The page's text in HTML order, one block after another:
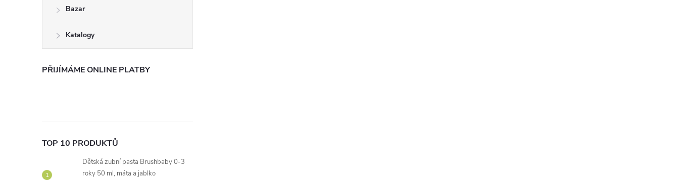
Bazar
Katalogy
PŘIJÍMÁME ONLINE PLATBY
TOP 10 PRODUKTŮ
Dětská zubní pasta Brushbaby 0-3
roky 50 ml, máta a jablko